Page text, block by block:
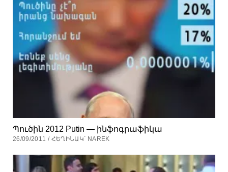
Պուծին 2012 Putin — ինֆոգրաֆիկա
26/09/2011 / ՀԵՂԻՆԱԿ՝ NAREK